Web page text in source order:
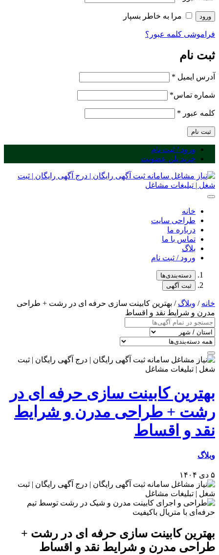
ورود مرا به خاطر بسپار
فراموشی کلمه عبور؟
ثبت نام
آدرس ایمیل *
شماره تماس*
کلمه عبور *
ثبت نام
ورود / ثبت نام
خرید پلن عضویت
خانه
طراحی سایت
درباره ما
تماس با ما
بلاگ
ورود / ثبت نام
دسته‌بندی‌ها
ثبت آگهی
خانه / وبلاگ / بهترین کابینت سازی حرفه ای در رشت + طراحی
مدرن و شرایط نقد و اقساط
بهترین کابینت سازی حرفه ای در
رشت + طراحی مدرن و شرایط
نقد و اقساط
وبلاگ
۵ دی ۱۴۰۴
بهترین کابینت سازی حرفه ای در رشت +
طراحی مدرن و شرایط نقد و اقساط